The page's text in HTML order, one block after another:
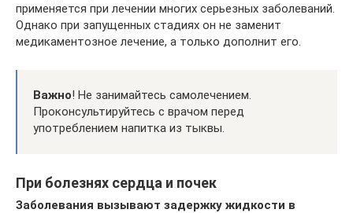
применяется при лечении многих серьезных заболеваний.
Однако при запущенных стадиях он не заменит
медикаментозное лечение, а только дополнит его.
Важно! Не занимайтесь самолечением.
Проконсультируйтесь с врачом перед
употреблением напитка из тыквы.
При болезнях сердца и почек
Заболевания вызывают задержку жидкости в